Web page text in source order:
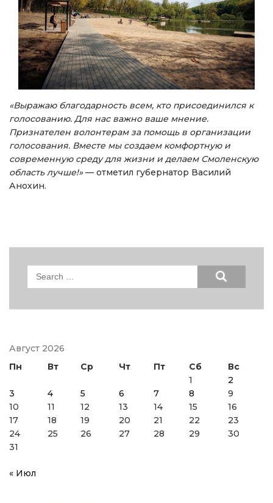
«Выражаю благодарность всем, кто присоединился к
голосованию. Для нас важно ваше мнение.
Признателен волонтерам за помощь в организации
голосования. Вместе мы создаем комфортную и
современную среду для жизни и делаем Смоленскую
область лучше!»— отметил губернатор Василий
Анохин.
Search
Август 2026
Пн
Вт Ср Чт Пт Сб
Вс
1
2
3
4 5 6 7 8
9
10
11 12 13 14 15
16
17
18 19 20 21 22
23
24
25 26 27 28 29
30
31
« Июл